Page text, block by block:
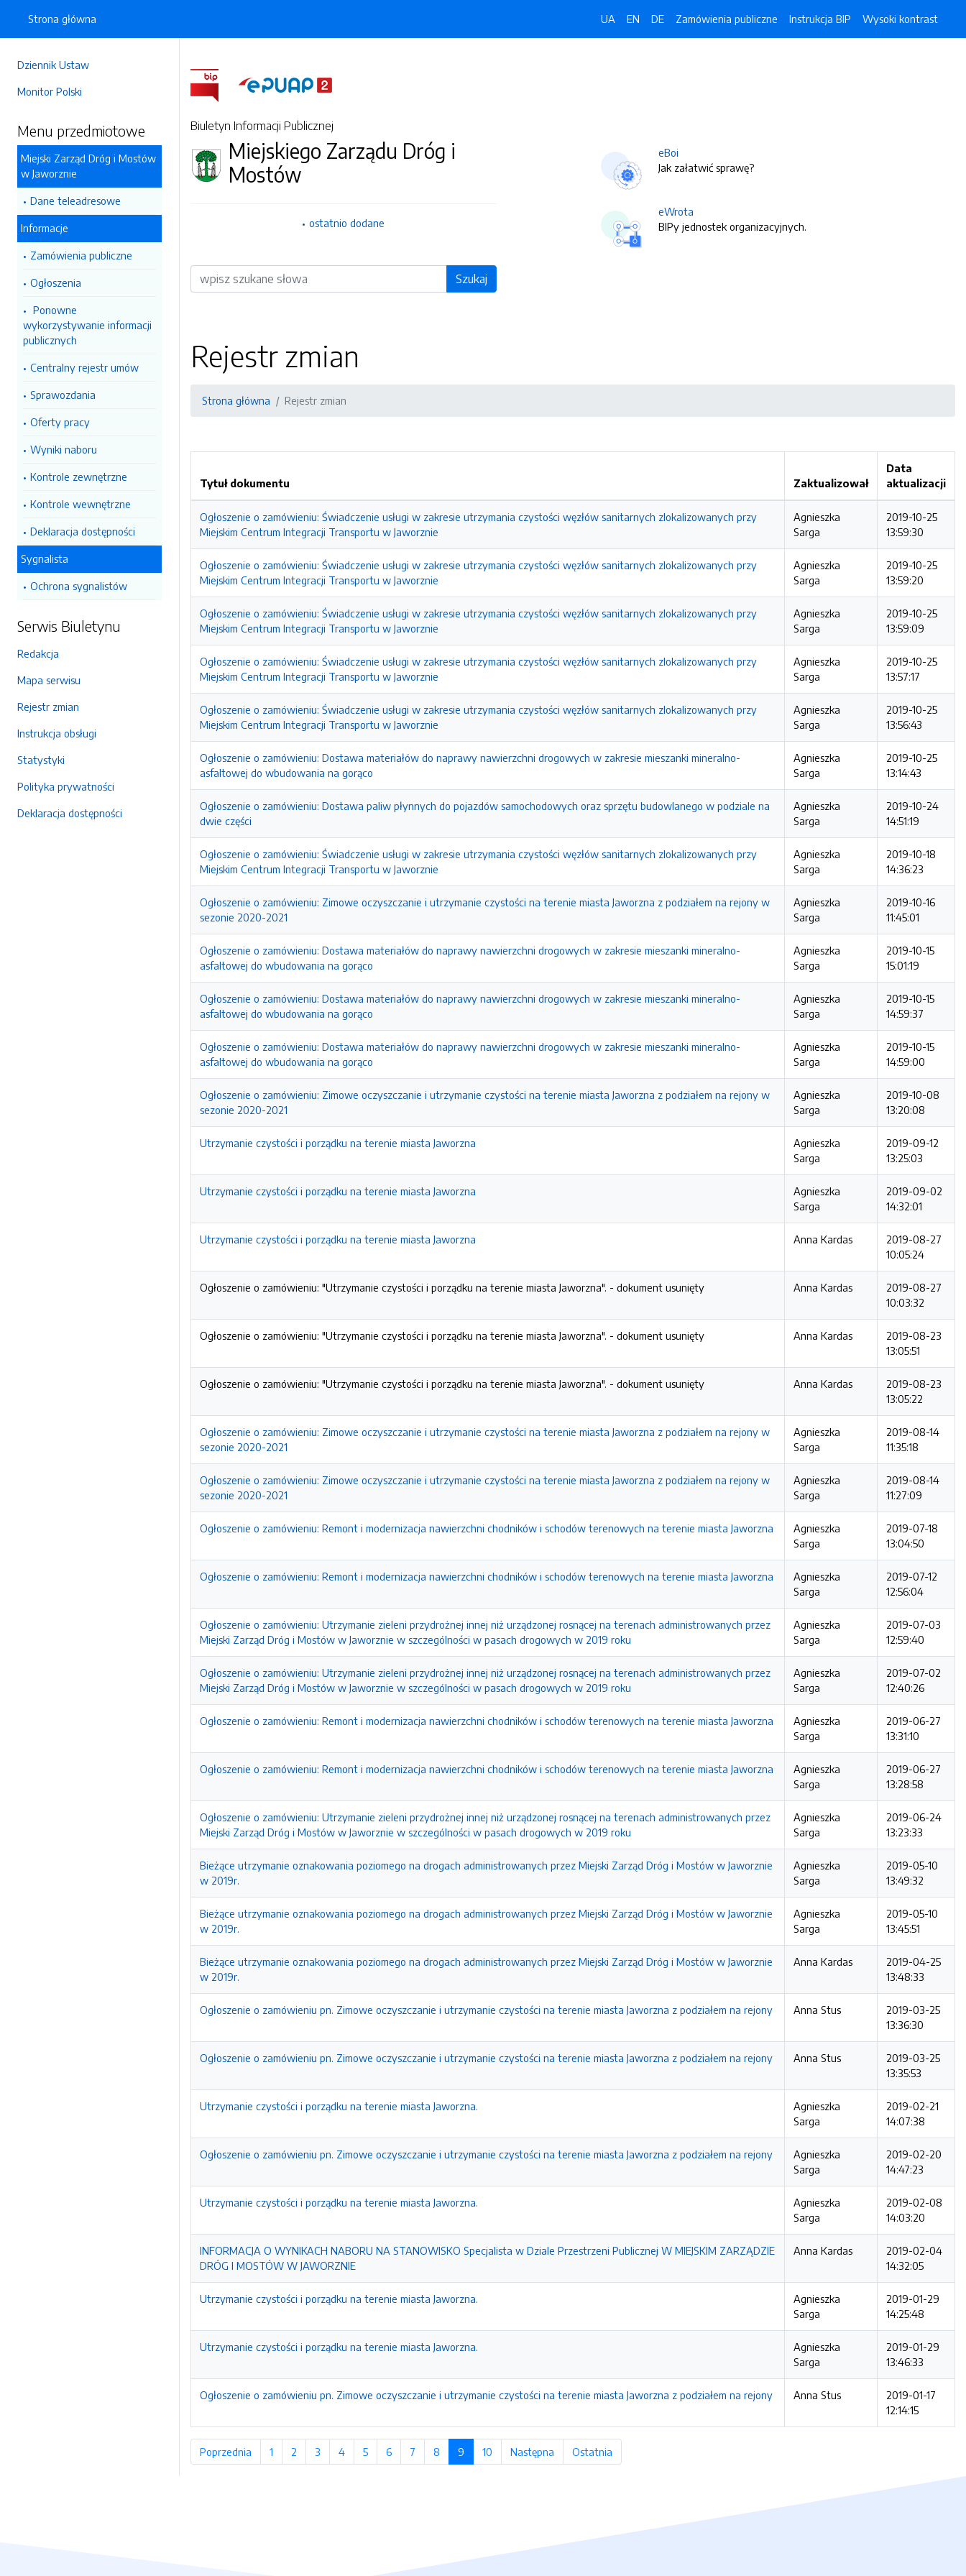
Dziennik Ustaw
Monitor Polski
Menu przedmiotowe
Miejski Zarząd Dróg i Mostów
w Jaworznie
Dane teleadresowe
Informacje
Zamówienia publiczne
Ogłoszenia
Ponowne
wykorzystywanie informacji
publicznych
Centralny rejestr umów
Sprawozdania
Oferty pracy
Wyniki naboru
Kontrole zewnętrzne
Kontrole wewnętrzne
Deklaracja dostępności
Sygnalista
Ochrona sygnalistów
Serwis Biuletynu
Redakcja
Mapa serwisu
Rejestr zmian
Instrukcja obsługi
Statystyki
Polityka prywatności
Deklaracja dostępności
Strona główna UA EN DE Zamówienia publiczne Instrukcja BIP Wysoki kontrast
Biuletyn Informacji Publicznej
Miejskiego Zarządu Dróg i
Mostów
ostatnio dodane
Wyszukiwarka Szukaj
eBoi
Jak załatwić sprawę?
eWrota
BIPy jednostek organizacyjnych.
Rejestr zmian
Strona główna Rejestr zmian
Tytuł dokumentu Zaktualizował
Data
aktualizacji
Ogłoszenie o zamówieniu: Świadczenie usługi w zakresie utrzymania czystości węzłów sanitarnych zlokalizowanych przy
Miejskim Centrum Integracji Transportu w Jaworznie
Agnieszka
Sarga
2019-10-25
13:59:30
Ogłoszenie o zamówieniu: Świadczenie usługi w zakresie utrzymania czystości węzłów sanitarnych zlokalizowanych przy
Miejskim Centrum Integracji Transportu w Jaworznie
Agnieszka
Sarga
2019-10-25
13:59:20
Ogłoszenie o zamówieniu: Świadczenie usługi w zakresie utrzymania czystości węzłów sanitarnych zlokalizowanych przy
Miejskim Centrum Integracji Transportu w Jaworznie
Agnieszka
Sarga
2019-10-25
13:59:09
Ogłoszenie o zamówieniu: Świadczenie usługi w zakresie utrzymania czystości węzłów sanitarnych zlokalizowanych przy
Miejskim Centrum Integracji Transportu w Jaworznie
Agnieszka
Sarga
2019-10-25
13:57:17
Ogłoszenie o zamówieniu: Świadczenie usługi w zakresie utrzymania czystości węzłów sanitarnych zlokalizowanych przy
Miejskim Centrum Integracji Transportu w Jaworznie
Agnieszka
Sarga
2019-10-25
13:56:43
Ogłoszenie o zamówieniu: Dostawa materiałów do naprawy nawierzchni drogowych w zakresie mieszanki mineralno-
asfaltowej do wbudowania na gorąco
Agnieszka
Sarga
2019-10-25
13:14:43
Ogłoszenie o zamówieniu: Dostawa paliw płynnych do pojazdów samochodowych oraz sprzętu budowlanego w podziale na
dwie części
Agnieszka
Sarga
2019-10-24
14:51:19
Ogłoszenie o zamówieniu: Świadczenie usługi w zakresie utrzymania czystości węzłów sanitarnych zlokalizowanych przy
Miejskim Centrum Integracji Transportu w Jaworznie
Agnieszka
Sarga
2019-10-18
14:36:23
Ogłoszenie o zamówieniu: Zimowe oczyszczanie i utrzymanie czystości na terenie miasta Jaworzna z podziałem na rejony w
sezonie 2020-2021
Agnieszka
Sarga
2019-10-16
11:45:01
Ogłoszenie o zamówieniu: Dostawa materiałów do naprawy nawierzchni drogowych w zakresie mieszanki mineralno-
asfaltowej do wbudowania na gorąco
Agnieszka
Sarga
2019-10-15
15:01:19
Ogłoszenie o zamówieniu: Dostawa materiałów do naprawy nawierzchni drogowych w zakresie mieszanki mineralno-
asfaltowej do wbudowania na gorąco
Agnieszka
Sarga
2019-10-15
14:59:37
Ogłoszenie o zamówieniu: Dostawa materiałów do naprawy nawierzchni drogowych w zakresie mieszanki mineralno-
asfaltowej do wbudowania na gorąco
Agnieszka
Sarga
2019-10-15
14:59:00
Ogłoszenie o zamówieniu: Zimowe oczyszczanie i utrzymanie czystości na terenie miasta Jaworzna z podziałem na rejony w
sezonie 2020-2021
Agnieszka
Sarga
2019-10-08
13:20:08
Utrzymanie czystości i porządku na terenie miasta Jaworzna
Agnieszka
Sarga
2019-09-12
13:25:03
Utrzymanie czystości i porządku na terenie miasta Jaworzna
Agnieszka
Sarga
2019-09-02
14:32:01
Utrzymanie czystości i porządku na terenie miasta Jaworzna Anna Kardas
2019-08-27
10:05:24
Ogłoszenie o zamówieniu: "Utrzymanie czystości i porządku na terenie miasta Jaworzna". - dokument usunięty Anna Kardas
2019-08-27
10:03:32
Ogłoszenie o zamówieniu: "Utrzymanie czystości i porządku na terenie miasta Jaworzna". - dokument usunięty Anna Kardas
2019-08-23
13:05:51
Ogłoszenie o zamówieniu: "Utrzymanie czystości i porządku na terenie miasta Jaworzna". - dokument usunięty Anna Kardas
2019-08-23
13:05:22
Ogłoszenie o zamówieniu: Zimowe oczyszczanie i utrzymanie czystości na terenie miasta Jaworzna z podziałem na rejony w
sezonie 2020-2021
Agnieszka
Sarga
2019-08-14
11:35:18
Ogłoszenie o zamówieniu: Zimowe oczyszczanie i utrzymanie czystości na terenie miasta Jaworzna z podziałem na rejony w
sezonie 2020-2021
Agnieszka
Sarga
2019-08-14
11:27:09
Ogłoszenie o zamówieniu: Remont i modernizacja nawierzchni chodników i schodów terenowych na terenie miasta Jaworzna
Agnieszka
Sarga
2019-07-18
13:04:50
Ogłoszenie o zamówieniu: Remont i modernizacja nawierzchni chodników i schodów terenowych na terenie miasta Jaworzna
Agnieszka
Sarga
2019-07-12
12:56:04
Ogłoszenie o zamówieniu: Utrzymanie zieleni przydrożnej innej niż urządzonej rosnącej na terenach administrowanych przez
Miejski Zarząd Dróg i Mostów w Jaworznie w szczególności w pasach drogowych w 2019 roku
Agnieszka
Sarga
2019-07-03
12:59:40
Ogłoszenie o zamówieniu: Utrzymanie zieleni przydrożnej innej niż urządzonej rosnącej na terenach administrowanych przez
Miejski Zarząd Dróg i Mostów w Jaworznie w szczególności w pasach drogowych w 2019 roku
Agnieszka
Sarga
2019-07-02
12:40:26
Ogłoszenie o zamówieniu: Remont i modernizacja nawierzchni chodników i schodów terenowych na terenie miasta Jaworzna
Agnieszka
Sarga
2019-06-27
13:31:10
Ogłoszenie o zamówieniu: Remont i modernizacja nawierzchni chodników i schodów terenowych na terenie miasta Jaworzna
Agnieszka
Sarga
2019-06-27
13:28:58
Ogłoszenie o zamówieniu: Utrzymanie zieleni przydrożnej innej niż urządzonej rosnącej na terenach administrowanych przez
Miejski Zarząd Dróg i Mostów w Jaworznie w szczególności w pasach drogowych w 2019 roku
Agnieszka
Sarga
2019-06-24
13:23:33
Bieżące utrzymanie oznakowania poziomego na drogach administrowanych przez Miejski Zarząd Dróg i Mostów w Jaworznie
w 2019r.
Agnieszka
Sarga
2019-05-10
13:49:32
Bieżące utrzymanie oznakowania poziomego na drogach administrowanych przez Miejski Zarząd Dróg i Mostów w Jaworznie
w 2019r.
Agnieszka
Sarga
2019-05-10
13:45:51
Bieżące utrzymanie oznakowania poziomego na drogach administrowanych przez Miejski Zarząd Dróg i Mostów w Jaworznie
w 2019r.
Anna Kardas
2019-04-25
13:48:33
Ogłoszenie o zamówieniu pn. Zimowe oczyszczanie i utrzymanie czystości na terenie miasta Jaworzna z podziałem na rejony Anna Stus
2019-03-25
13:36:30
Ogłoszenie o zamówieniu pn. Zimowe oczyszczanie i utrzymanie czystości na terenie miasta Jaworzna z podziałem na rejony Anna Stus
2019-03-25
13:35:53
Utrzymanie czystości i porządku na terenie miasta Jaworzna.
Agnieszka
Sarga
2019-02-21
14:07:38
Ogłoszenie o zamówieniu pn. Zimowe oczyszczanie i utrzymanie czystości na terenie miasta Jaworzna z podziałem na rejony
Agnieszka
Sarga
2019-02-20
14:47:23
Utrzymanie czystości i porządku na terenie miasta Jaworzna.
Agnieszka
Sarga
2019-02-08
14:03:20
INFORMACJA O WYNIKACH NABORU NA STANOWISKO Specjalista w Dziale Przestrzeni Publicznej W MIEJSKIM ZARZĄDZIE
DRÓG I MOSTÓW W JAWORZNIE
Anna Kardas
2019-02-04
14:32:05
Utrzymanie czystości i porządku na terenie miasta Jaworzna.
Agnieszka
Sarga
2019-01-29
14:25:48
Utrzymanie czystości i porządku na terenie miasta Jaworzna.
Agnieszka
Sarga
2019-01-29
13:46:33
Ogłoszenie o zamówieniu pn. Zimowe oczyszczanie i utrzymanie czystości na terenie miasta Jaworzna z podziałem na rejony Anna Stus
2019-01-17
12:14:15
Poprzednia strona
1 strona
2 strona
3 strona
4 strona
5 strona
6 strona
7 strona
8 strona
9 (bieżąca strona)
10 stronaNastępna stronaOstatnia